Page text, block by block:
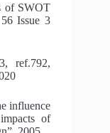
of SWOT
Issue 3
ref.792,
influence
of